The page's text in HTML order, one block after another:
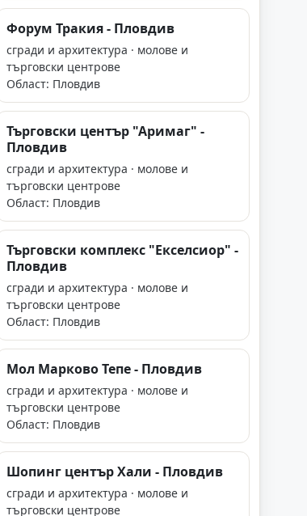
Форум Тракия - Пловдив
сгради и архитектура · молове и
търговски центрове
Област: Пловдив
Търговски център "Аримаг" -
Пловдив
сгради и архитектура · молове и
търговски центрове
Област: Пловдив
Търговски комплекс "Екселсиор" -
Пловдив
сгради и архитектура · молове и
търговски центрове
Област: Пловдив
Мол Марково Тепе - Пловдив
сгради и архитектура · молове и
търговски центрове
Област: Пловдив
Шопинг център Хали - Пловдив
сгради и архитектура · молове и
търговски центрове